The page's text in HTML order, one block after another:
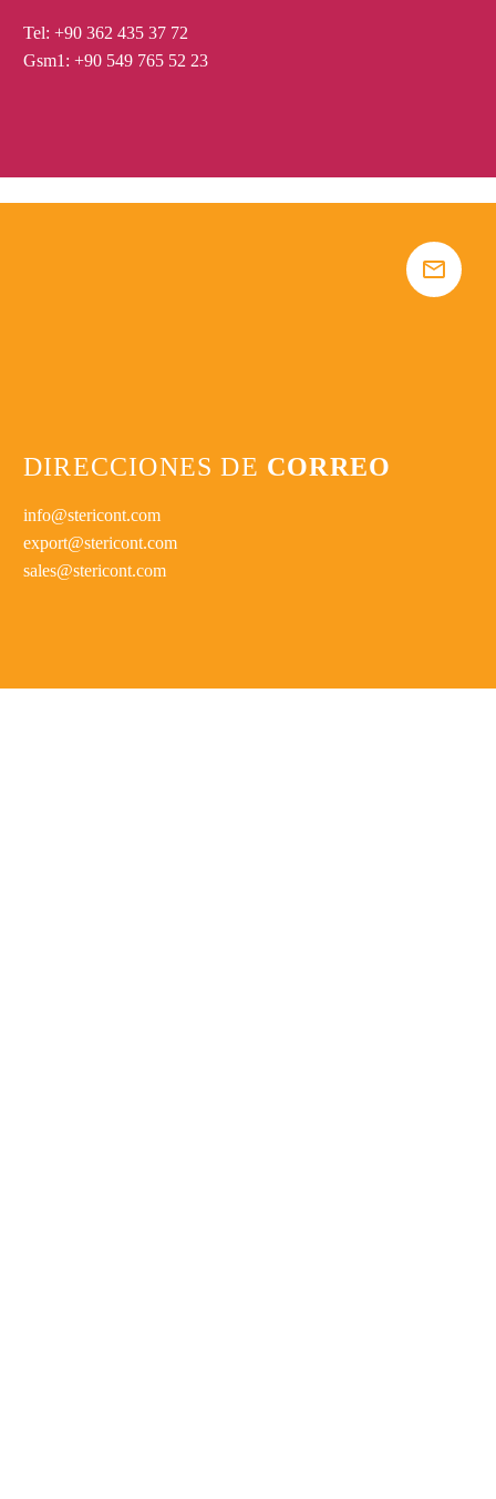
Tel: +90 362 435 37 72
Gsm1: +90 549 765 52 23


DIRECCIONES DE CORREO
info@stericont.com
export@stericont.com
sales@stericont.com